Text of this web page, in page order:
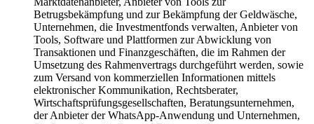
Betrugsbekämpfung und zur Bekämpfung der Geldwäsche,
Unternehmen, die Investmentfonds verwalten, Anbieter von
Tools, Software und Plattformen zur Abwicklung von
Transaktionen und Finanzgeschäften, die im Rahmen der
Umsetzung des Rahmenvertrags durchgeführt werden, sowie
zum Versand von kommerziellen Informationen mittels
elektronischer Kommunikation, Rechtsberater,
Wirtschaftsprüfungsgesellschaften, Beratungsunternehmen,
der Anbieter der WhatsApp-Anwendung und Unternehmen,